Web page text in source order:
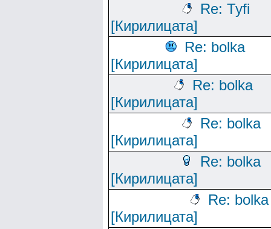
Re: Tyfi
[Кирилицата]
Re: bolka
[Кирилицата]
Re: bolka
[Кирилицата]
Re: bolka
[Кирилицата]
Re: bolka
[Кирилицата]
Re: bolka
[Кирилицата]